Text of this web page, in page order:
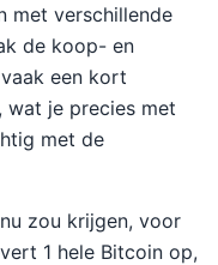
met verschillende
de koop- en
een kort
wat je precies met
met de
zou krijgen, voor
1 hele Bitcoin op,